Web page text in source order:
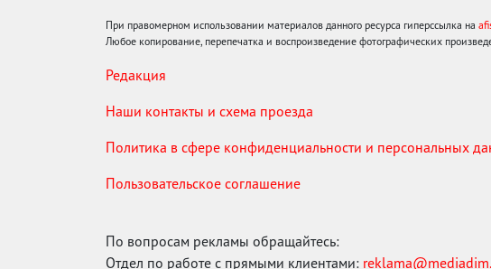
При правомерном использовании материалов данного ресурса гиперссылка на
Любое копирование, перепечатка и воспроизведение фотографических
Редакция
Наши контакты и схема проезда
Политика в сфере конфиденциальности и персональных
Пользовательское соглашение
По вопросам рекламы обращайтесь:
Отдел по работе с прямыми клиентами: